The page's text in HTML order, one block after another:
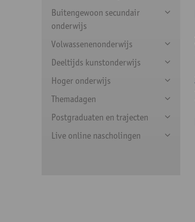
Buitengewoon secundair
onderwijs
Volwassenenonderwijs
Deeltijds kunstonderwijs
Hoger onderwijs
Themadagen
Postgraduaten en trajecten
Live online nascholingen